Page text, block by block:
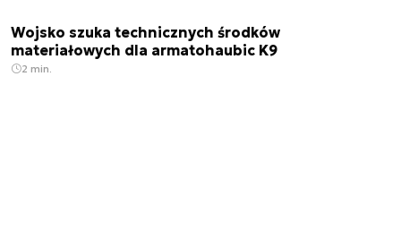
Wojsko szuka technicznych środków
materiałowych dla armatohaubic K9
2 min.